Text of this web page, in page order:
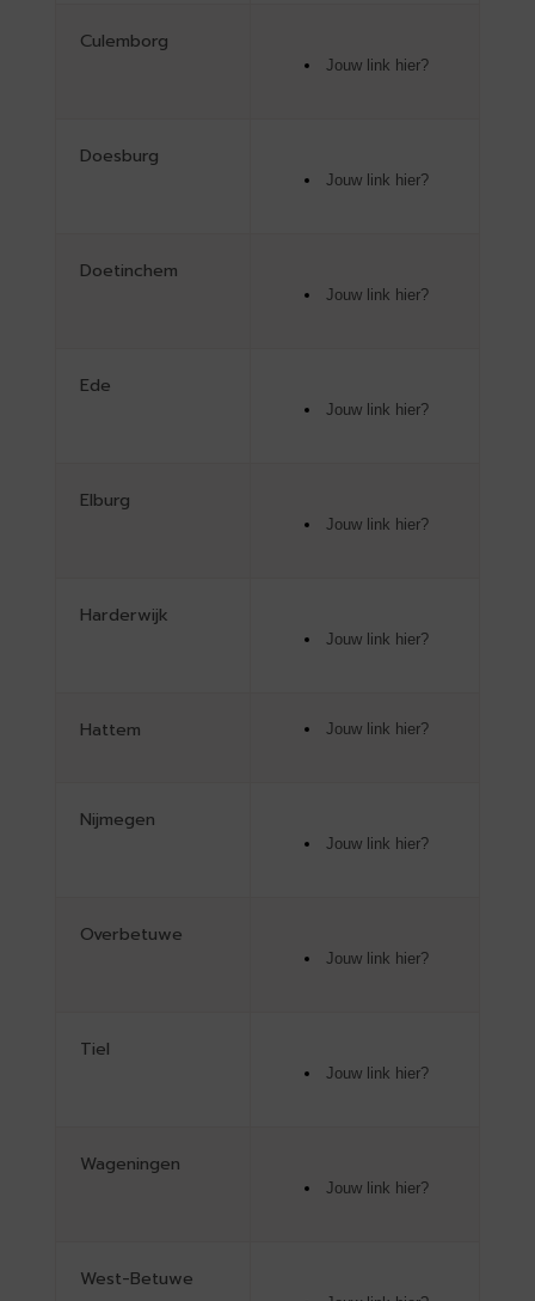
Culemborg
Jouw link hier?
Doesburg
Jouw link hier?
Doetinchem
Jouw link hier?
Ede
Jouw link hier?
Elburg
Jouw link hier?
Harderwijk
Jouw link hier?
Hattem Jouw link hier?
Nijmegen
Jouw link hier?
Overbetuwe
Jouw link hier?
Tiel
Jouw link hier?
Wageningen
Jouw link hier?
West-Betuwe